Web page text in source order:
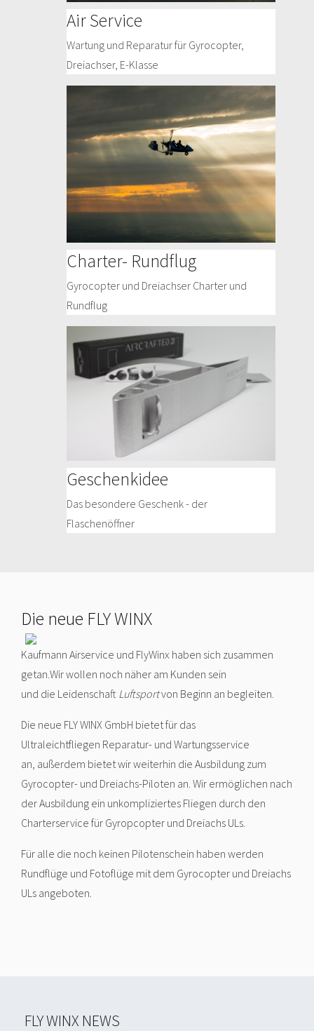
Air Service
Wartung und Reparatur für Gyrocopter,
Dreiachser, E-Klasse
Charter- Rundflug
Gyrocopter und Dreiachser Charter und
Rundflug
Geschenkidee
Das besondere Geschenk - der
Flaschenöffner
Die neue FLY WINX
Kaufmann Airservice und FlyWinx haben sich zusammen
getan.Wir wollen noch näher am Kunden sein
und die Leidenschaft Luftsportvon Beginn an begleiten.
Die neue FLY WINX GmbH bietet für das
Ultraleichtfliegen Reparatur- und Wartungsservice
an, außerdem bietet wir weiterhin die Ausbildung zum
Gyrocopter- und Dreiachs-Piloten an. Wir ermöglichen nach
der Ausbildung ein unkompliziertes Fliegen durch den
Charterservice für Gyropcopter und Dreiachs ULs.
Für alle die noch keinen Pilotenschein haben werden
Rundflüge und Fotoflüge mit dem Gyrocopter und Dreiachs
ULs angeboten.
FLY WINX NEWS